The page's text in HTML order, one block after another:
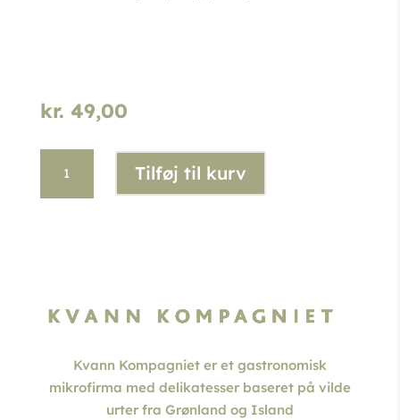
kr. 49,00
med
kvan
Tilføj til kurv
Kvann Kompagniet er et gastronomisk
mikrofirma med delikatesser baseret på vilde
urter fra Grønland og Island